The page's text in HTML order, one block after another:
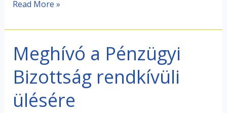
Read More »
Meghívó a Pénzügyi
Bizottság rendkívüli
ülésére
Meghívó
a
Pénzügyi
Bizottság
rendkívüli